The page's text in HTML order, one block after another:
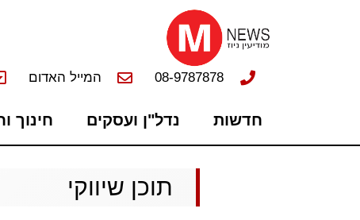
08-9787878 המייל האדום
חדשות נדל"ן ועסקים חינוך
תוכן שיווקי